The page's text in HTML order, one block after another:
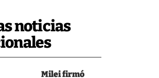
noticias
Milei firmó